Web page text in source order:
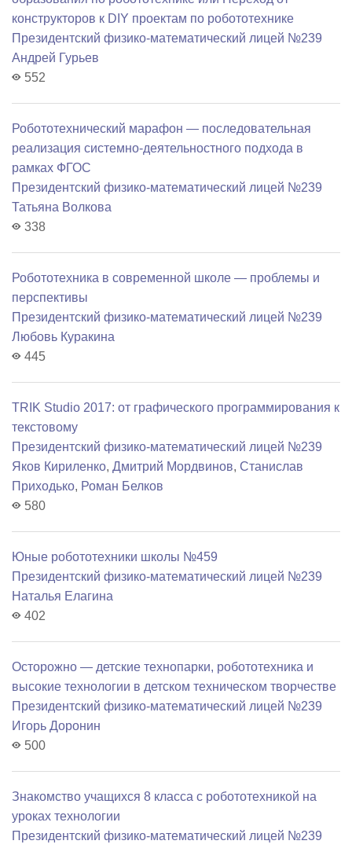
конструкторов к DIY проектам по робототехнике
Президентский физико-математический лицей №239
Андрей Гурьев
552
Робототехнический марафон — последовательная
реализация системно-деятельностного подхода в
рамках ФГОС
Президентский физико-математический лицей №239
Татьяна Волкова
338
Робототехника в современной школе — проблемы и
перспективы
Президентский физико-математический лицей №239
Любовь Куракина
445
TRIK Studio 2017: от графического программирования к
текстовому
Президентский физико-математический лицей №239
Яков Кириленко, Дмитрий Мордвинов, Станислав
Приходько, Роман Белков
580
Юные робототехники школы №459
Президентский физико-математический лицей №239
Наталья Елагина
402
Осторожно — детские технопарки, робототехника и
высокие технологии в детском техническом творчестве
Президентский физико-математический лицей №239
Игорь Доронин
500
Знакомство учащихся 8 класса с робототехникой на
уроках технологии
Президентский физико-математический лицей №239